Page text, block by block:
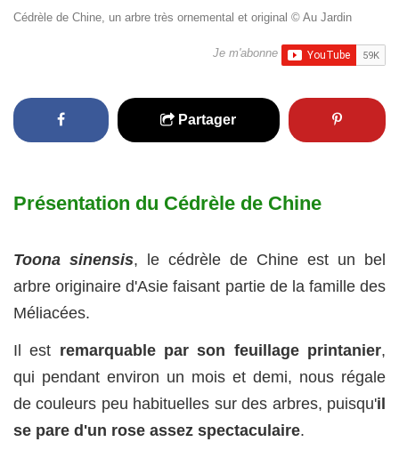
Cédrèle de Chine, un arbre très ornemental et original © Au Jardin
Je m'abonne
Partager
Présentation du Cédrèle de Chine
Toona sinensis, le cédrèle de Chine est un bel
arbre originaire d'Asie faisant partie de la famille des
Méliacées.
Il est remarquable par son feuillage printanier,
qui pendant environ un mois et demi, nous régale
de couleurs peu habituelles sur des arbres, puisqu'il
se pare d'un rose assez spectaculaire.